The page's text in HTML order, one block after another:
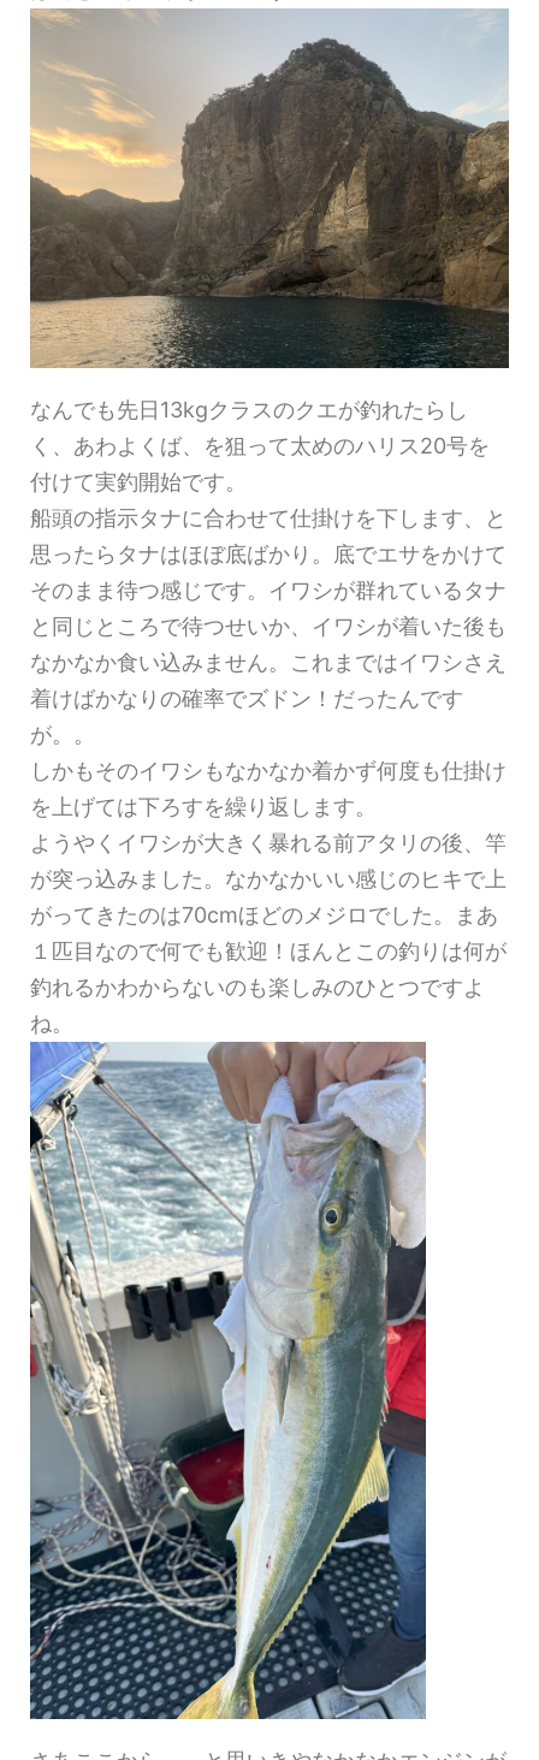
なんでも先日13kgクラスのクエが釣れたらし
く、あわよくば、を狙って太めのハリス20号を
付けて実釣開始です。
船頭の指示タナに合わせて仕掛けを下します、と
思ったらタナはほぼ底ばかり。底でエサをかけて
そのまま待つ感じです。イワシが群れているタナ
と同じところで待つせいか、イワシが着いた後も
なかなか食い込みません。これまではイワシさえ
着けばかなりの確率でズドン！だったんです
が。。
しかもそのイワシもなかなか着かず何度も仕掛け
を上げては下ろすを繰り返します。
ようやくイワシが大きく暴れる前アタリの後、竿
が突っ込みました。なかなかいい感じのヒキで上
がってきたのは70cmほどのメジロでした。まあ
１匹目なので何でも歓迎！ほんとこの釣りは何が
釣れるかわからないのも楽しみのひとつですよ
ね。